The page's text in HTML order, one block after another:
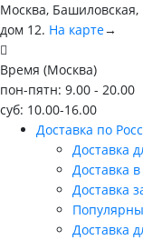
Москва, Башиловская,
дом 12. На карте→
Время (Москва)
пон-пятн: 9.00 - 20.00
суб: 10.00-16.00
Доставка по
Доставка
Доставка
Доставка
Доставка